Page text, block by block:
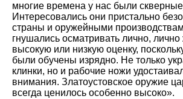
многие времена у нас были
Интересовались они пристально
страны и оружейными
гнушались осматривать лично,
высокую или низкую оценку,
были обучены изрядно. Не только
клинки, но и рабочие ножи
внимания. Златоустовское оружие
всегда ценилось особенно высоко».